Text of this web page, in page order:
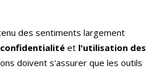
des sentiments largement
confidentialité et l'utilisation des
doivent s'assurer que les outils